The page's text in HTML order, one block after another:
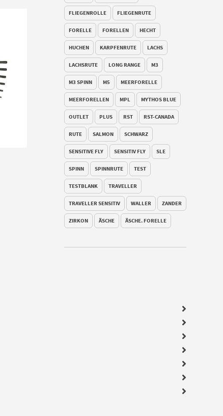
FLIEGENROLLE FLIEGENRUTE
FORELLE FORELLEN HECHT
HUCHEN KARPFENRUTE LACHS
LACHSRUTE LONG RANGE M3
M3 SPINN M5 MEERFORELLE
MEERFORELLEN MPL MYTHOS BLUE
OUTLET PLUS RST RST-CANADA
RUTE SALMON SCHWARZ
SENSITIVE FLY SENSITIV FLY SLE
SPINN SPINNRUTE TEST
TESTBLANK TRAVELLER
TRAVELLER SENSITIV WALLER ZANDER
ZIRKON ÄSCHE ÄSCHE. FORELLE